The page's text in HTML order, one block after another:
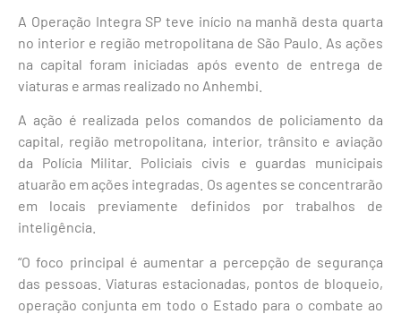
A Operação Integra SP teve início na manhã desta quarta
no interior e região metropolitana de São Paulo. As ações
na capital foram iniciadas após evento de entrega de
viaturas e armas realizado no Anhembi.
A ação é realizada pelos comandos de policiamento da
capital, região metropolitana, interior, trânsito e aviação
da Polícia Militar. Policiais civis e guardas municipais
atuarão em ações integradas. Os agentes se concentrarão
em locais previamente definidos por trabalhos de
inteligência.
“O foco principal é aumentar a percepção de segurança
das pessoas. Viaturas estacionadas, pontos de bloqueio,
operação conjunta em todo o Estado para o combate ao